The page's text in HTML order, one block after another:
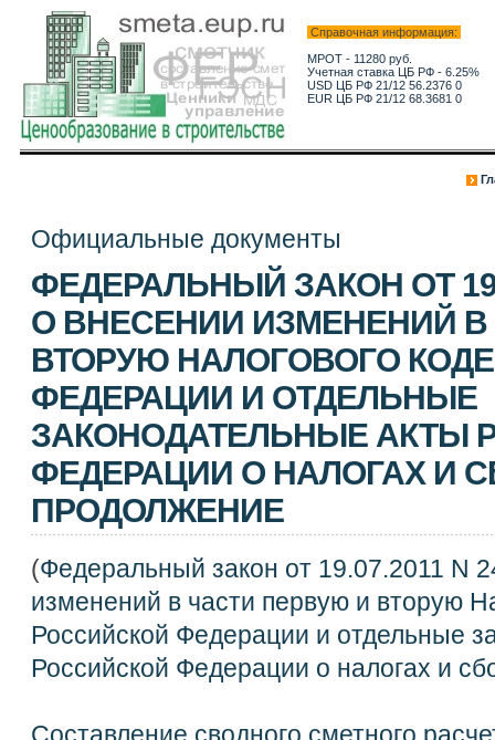
Справочная информация:
МРОТ - 11280 руб.
Учетная ставка ЦБ РФ - 6.25%
USD ЦБ РФ 21/12 56.2376 0
EUR ЦБ РФ 21/12 68.3681 0
Официальные документы
ФЕДЕРАЛЬНЫЙ ЗАКОН ОТ
О ВНЕСЕНИИ ИЗМЕНЕНИЙ
ВТОРУЮ НАЛОГОВОГО
ФЕДЕРАЦИИ И ОТДЕЛЬНЫЕ
ЗАКОНОДАТЕЛЬНЫЕ АКТЫ
ФЕДЕРАЦИИ О НАЛОГАХ И
ПРОДОЛЖЕНИЕ
(Федеральный закон от 19.07.2011 N
изменений в части первую и вторую
Российской Федерации и отдельные
Российской Федерации о налогах и